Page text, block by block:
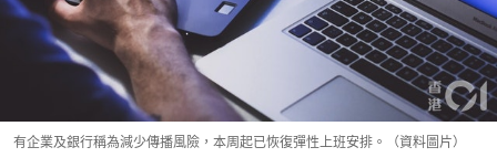
有企業及銀行稱為減少傳播風險，本周起已恢復彈性上班安排。（資料圖片）